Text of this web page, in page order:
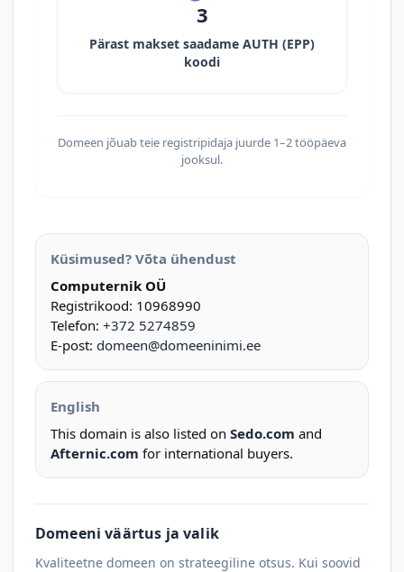
3
Pärast makset saadame AUTH (EPP)
koodi
Domeen jõuab teie registripidaja juurde 1–2 tööpäeva
jooksul.
Küsimused? Võta ühendust
Computernik OÜ
Registrikood: 10968990
Telefon: +372 5274859
E-post: domeen@domeeninimi.ee
English
This domain is also listed on Sedo.com and
Afternic.com for international buyers.
Domeeni väärtus ja valik
Kvaliteetne domeen on strateegiline otsus. Kui soovid